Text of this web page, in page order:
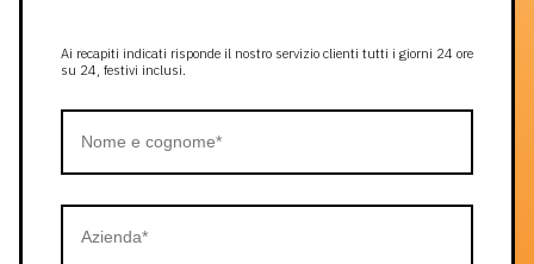
Ai recapiti indicati risponde il nostro servizio clienti tutti i giorni 24 ore
su 24, festivi inclusi.